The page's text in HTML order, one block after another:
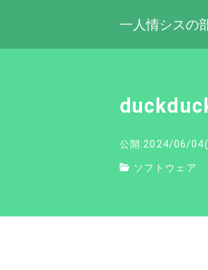
一人情シスの
公開:2024/06/
ソフトウェア